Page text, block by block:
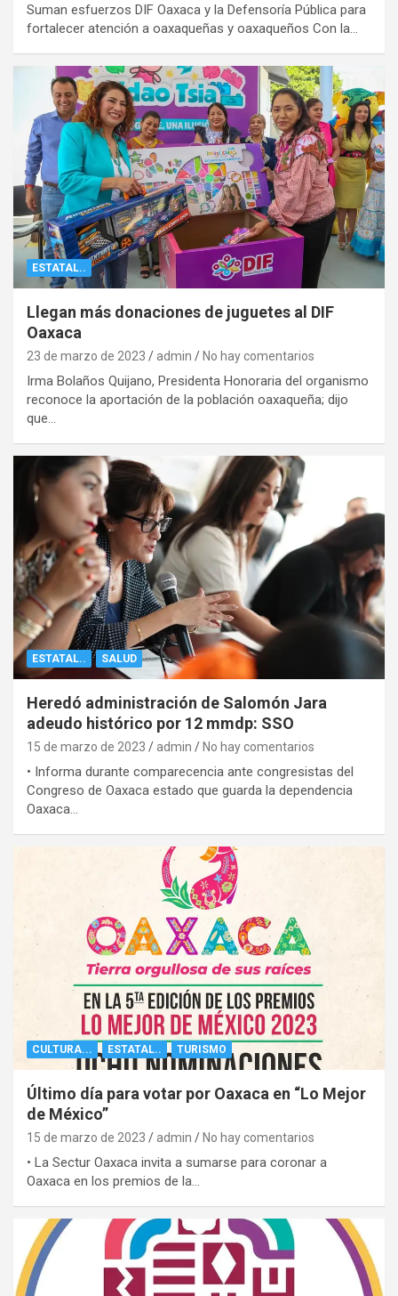
Suman esfuerzos DIF Oaxaca y la Defensoría Pública para
fortalecer atención a oaxaqueñas y oaxaqueños Con la…
ESTATAL..
Llegan más donaciones de juguetes al DIF
Oaxaca
23 de marzo de 2023 admin No hay comentarios
Irma Bolaños Quijano, Presidenta Honoraria del organismo
reconoce la aportación de la población oaxaqueña; dijo
que…
ESTATAL.. SALUD
Heredó administración de Salomón Jara
adeudo histórico por 12 mmdp: SSO
15 de marzo de 2023 admin No hay comentarios
• Informa durante comparecencia ante congresistas del
Congreso de Oaxaca estado que guarda la dependencia
Oaxaca…
CULTURA... ESTATAL.. TURISMO
Último día para votar por Oaxaca en “Lo Mejor
de México”
15 de marzo de 2023 admin No hay comentarios
• La Sectur Oaxaca invita a sumarse para coronar a
Oaxaca en los premios de la…